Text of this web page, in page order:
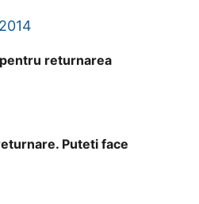
returnarea
Puteti face